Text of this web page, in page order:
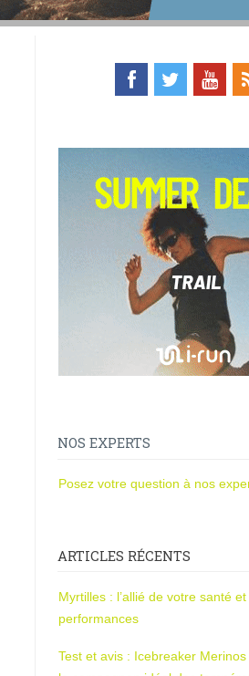
NOS EXPERTS
Posez votre question à nos
ARTICLES RÉCENTS
Myrtilles : l’allié de votre santé
performances
Test et avis : Icebreaker Merinos